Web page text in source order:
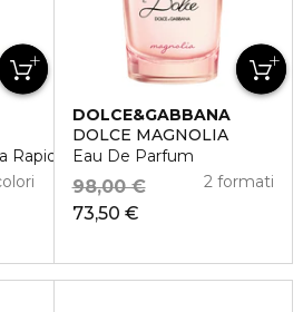
Rapida e Lunga Tenuta
DOLCE&GABBANA
DOLCE MAGNOLIA
Eau De Parfum
73,50 €
98,00 € 2 formati